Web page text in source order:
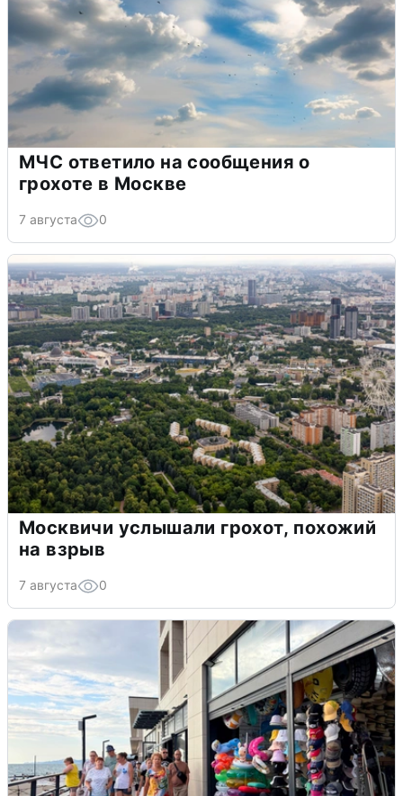
МЧС ответило на сообщения о
грохоте в Москве
7 августа 0
Москвичи услышали грохот, похожий
на взрыв
7 августа 0